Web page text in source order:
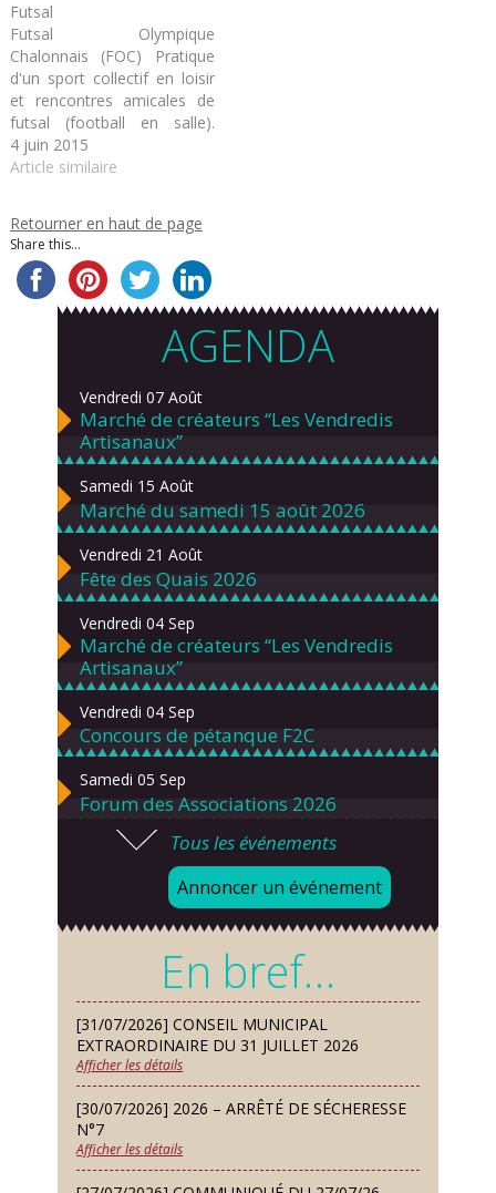
Futsal
Futsal Olympique
Chalonnais (FOC) Pratique
d'un sport collectif en loisir
et rencontres amicales de
futsal (football en salle).
Président : Bruno LEROUEIL
Contact
tous les jeudis soir de 19h à
20h30 à la salle Saint-
Exupéry de Chalonnes -sur-
Loire.
4 juin 2015
Article similaire
Retourner en haut de page
Share this...
AGENDA
Vendredi 07 Août
Marché de créateurs “Les Vendredis
Artisanaux”
Samedi 15 Août
Marché du samedi 15 août 2026
Vendredi 21 Août
Fête des Quais 2026
Vendredi 04 Sep
Marché de créateurs “Les Vendredis
Artisanaux”
Vendredi 04 Sep
Concours de pétanque F2C
Samedi 05 Sep
Forum des Associations 2026
Lundi 07 Sep
Danses solo et en couple – cours
d’essai gratuit
Mardi 08 Sep
Chorale À travers chants
Samedi 12 Sep
Défi de pêche aux leurres (concept
lure house)
Dimanche 13 Sep
Repas de fouées
Lundi 14 Sep
Conseil municipal du 14 septembre
Tous les événements
Annoncer un événement
En bref…
[31/07/2026] CONSEIL MUNICIPAL
EXTRAORDINAIRE DU 31 JUILLET 2026
Afficher les détails
[30/07/2026] 2026 – ARRÊTÉ DE SÉCHERESSE
N°7
Afficher les détails